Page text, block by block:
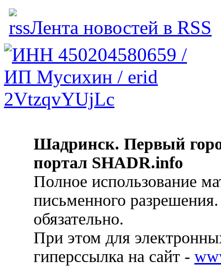
Лента новостей в RSS
Шадринск. Первый
портал SHADR.info
Полное использование
письменного
обязательно.
При этом для
гиперссылка на сайт -